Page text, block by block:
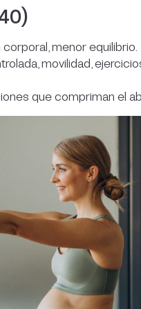
menor equilibrio.
movilidad,
que compriman el